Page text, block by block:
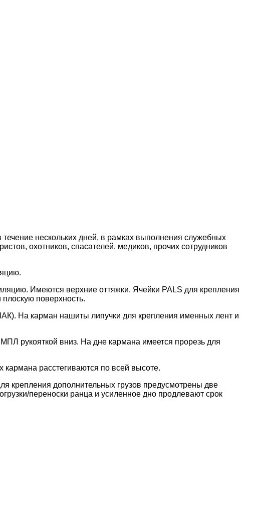
нескольких дней, в рамках выполнения служебных
охотников, спасателей, медиков, прочих сотрудников
Имеются верхние оттяжки. Ячейки PALS для крепления
поверхность.
На карман нашиты липучки для крепления именных лент и
рукояткой вниз. На дне кармана имеется прорезь для
расстегиваются по всей высоте.
крепления дополнительных грузов предусмотрены две
переноски ранца и усиленное дно продлевают срок